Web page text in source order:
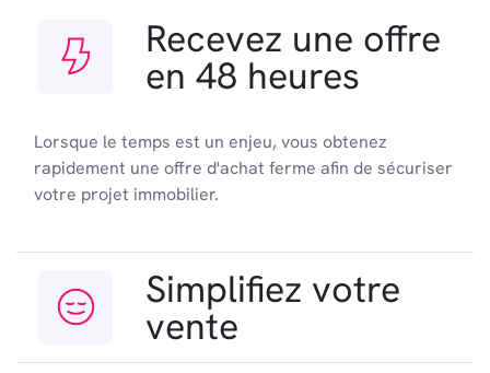
Recevez une offre
en 48 heures
Lorsque le temps est un enjeu, vous obtenez
rapidement une offre d'achat ferme afin de sécuriser
votre projet immobilier.
Simplifiez votre
vente